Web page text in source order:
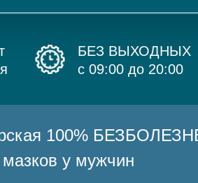
БЕЗ ВЫХОДНЫХ
с 09:00 до 20:00
100%
у мужчин